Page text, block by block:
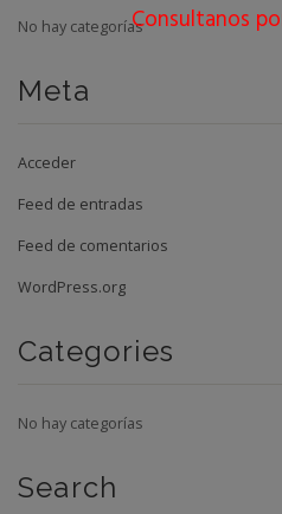
No hay categorías
Meta
Acceder
Feed de entradas
Feed de comentarios
WordPress.org
Categories
No hay categorías
Search
Consultanos